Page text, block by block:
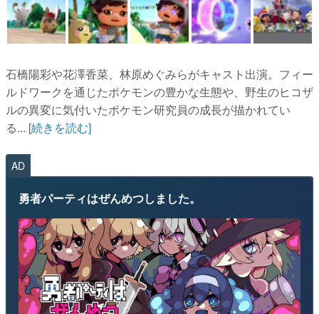
石橋陽彩や花澤香菜、林原めぐみらがキャスト出演。フィー
ルドワークを通じたポケモンの豊かな生態や、野生のヒコザ
ルの異変に気付いたポケモン研究員の成長が描かれてい
る... [続きを読む]
AD
勇者パーティはぜんめつしました。